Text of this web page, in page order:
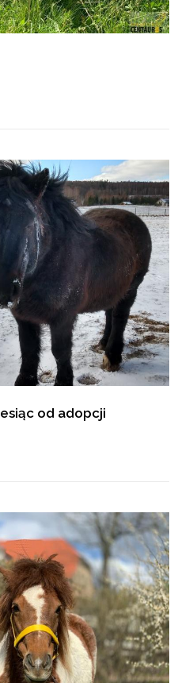
od adopcji